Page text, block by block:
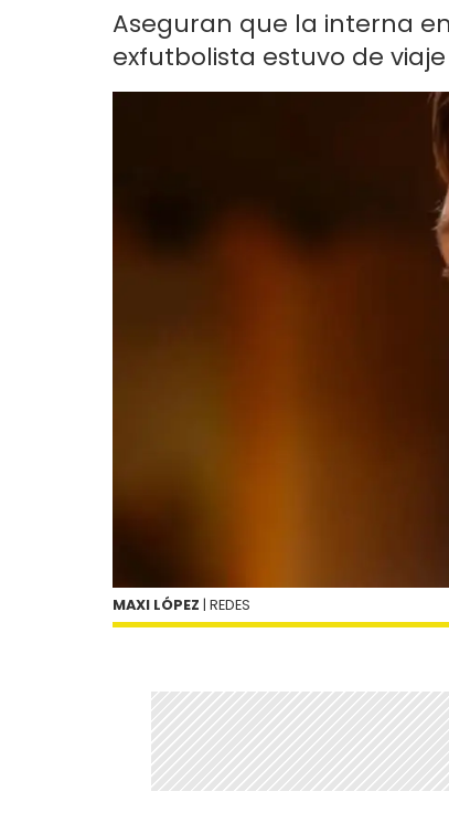
Aseguran que la interna
exfutbolista estuvo de viaje
MAXI LÓPEZ | REDES